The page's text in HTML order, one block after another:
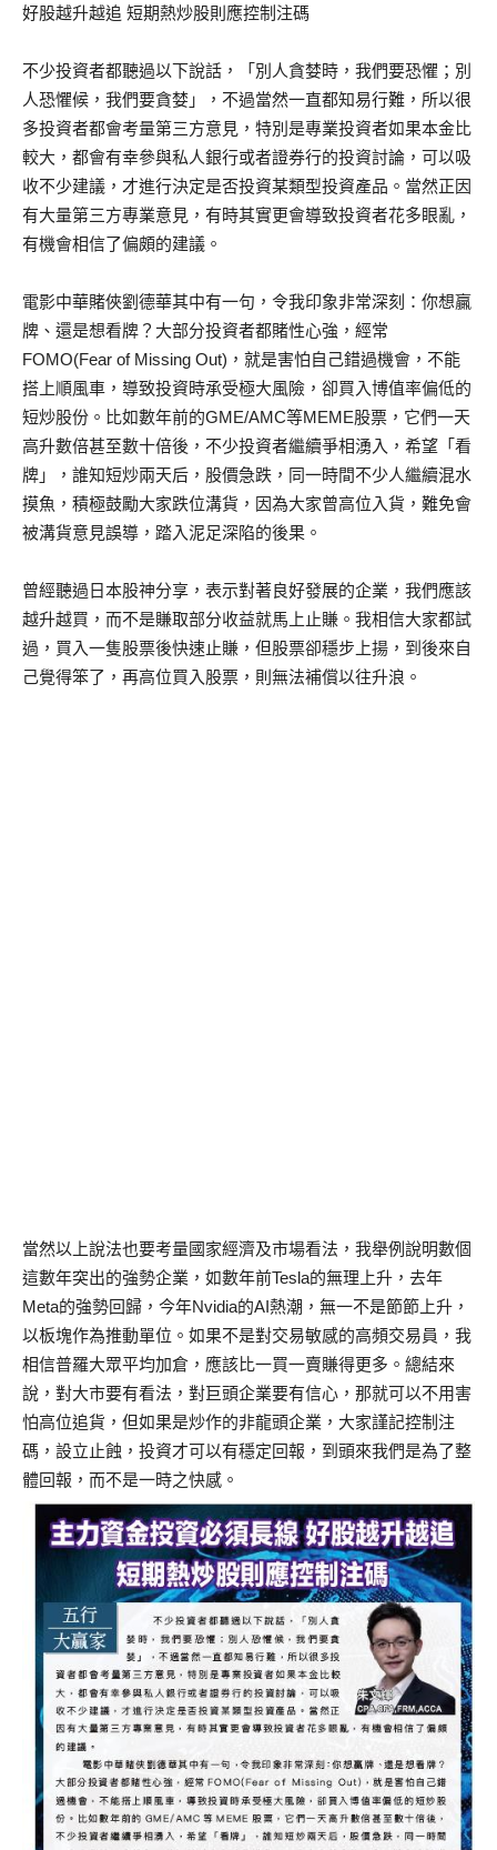
好股越升越追 短期熱炒股則應控制注碼
不少投資者都聽過以下說話，「別人貪婪時，我們要恐懼；別
人恐懼候，我們要貪婪」，不過當然一直都知易行難，所以很
多投資者都會考量第三方意見，特別是專業投資者如果本金比
較大，都會有幸參與私人銀行或者證券行的投資討論，可以吸
收不少建議，才進行決定是否投資某類型投資產品。當然正因
有大量第三方專業意見，有時其實更會導致投資者花多眼亂，
有機會相信了偏頗的建議。
電影中華賭俠劉德華其中有一句，令我印象非常深刻：你想贏
牌、還是想看牌？大部分投資者都賭性心強，經常
FOMO(Fear of Missing Out)，就是害怕自己錯過機會，不能
搭上順風車，導致投資時承受極大風險，卻買入博值率偏低的
短炒股份。比如數年前的GME/AMC等MEME股票，它們一天
高升數倍甚至數十倍後，不少投資者繼續爭相湧入，希望「看
牌」，誰知短炒兩天后，股價急跌，同一時間不少人繼續混水
摸魚，積極鼓勵大家跌位溝貨，因為大家曾高位入貨，難免會
被溝貨意見誤導，踏入泥足深陷的後果。
曾經聽過日本股神分享，表示對著良好發展的企業，我們應該
越升越買，而不是賺取部分收益就馬上止賺。我相信大家都試
過，買入一隻股票後快速止賺，但股票卻穩步上揚，到後來自
己覺得笨了，再高位買入股票，則無法補償以往升浪。
當然以上說法也要考量國家經濟及市場看法，我舉例說明數個
這數年突出的強勢企業，如數年前Tesla的無理上升，去年
Meta的強勢回歸，今年Nvidia的AI熱潮，無一不是節節上升，
以板塊作為推動單位。如果不是對交易敏感的高頻交易員，我
相信普羅大眾平均加倉，應該比一買一賣賺得更多。總結來
說，對大市要有看法，對巨頭企業要有信心，那就可以不用害
怕高位追貨，但如果是炒作的非龍頭企業，大家謹記控制注
碼，設立止蝕，投資才可以有穩定回報，到頭來我們是為了整
體回報，而不是一時之快感。